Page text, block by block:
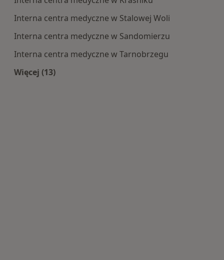
Interna centra medyczne w Stalowej Woli
Interna centra medyczne w Sandomierzu
Interna centra medyczne w Tarnobrzegu
Więcej (13)